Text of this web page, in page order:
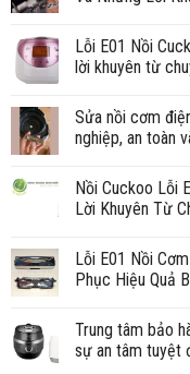
Lỗi E01 Nồi
lời khuyên từ
Sửa nồi cơm
nghiệp, an toàn
Nồi Cuckoo Lỗi
Lời Khuyên Từ
Lỗi E01 Nồi
Phục Hiệu Quả
Trung tâm bảo
sự an tâm tuyệt